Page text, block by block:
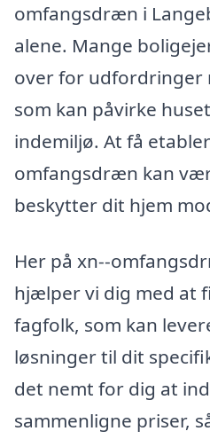
omfangsdræn i
alene. Mange
over for udfordringer
som kan påvirke
indemiljø. At få
omfangsdræn kan
beskytter dit hjem
Her på xn--
hjælper vi dig med at
fagfolk, som kan
løsninger til dit
det nemt for dig at
sammenligne priser,